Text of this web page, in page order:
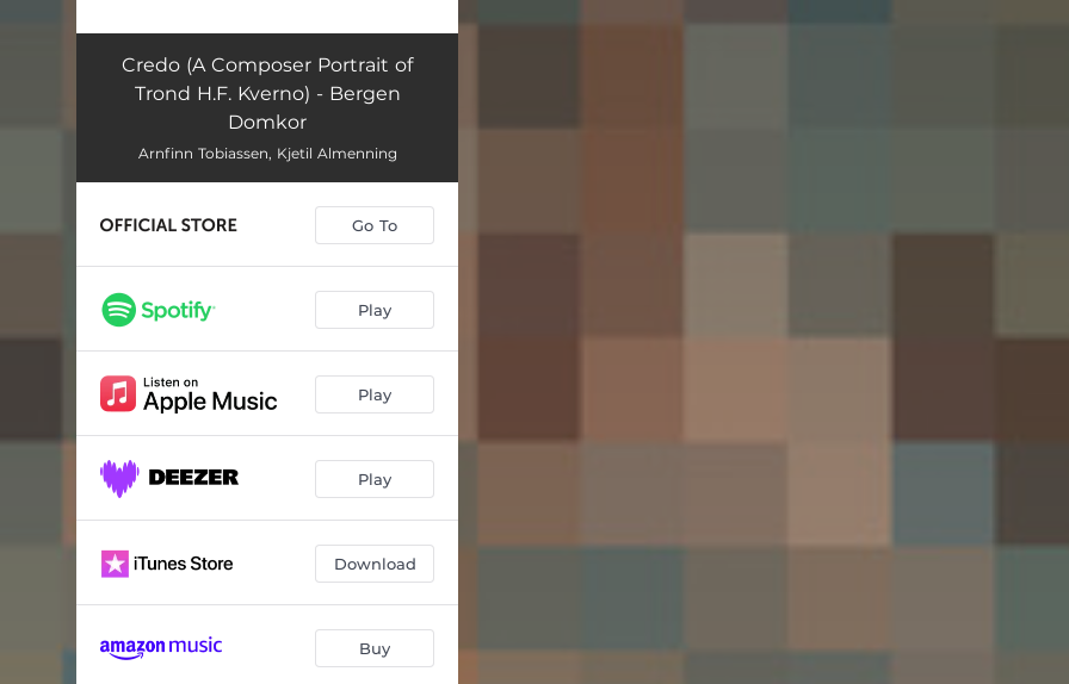
Intrada over en norsk langeleiklåt 02:30
Canticum Zachariae 05:32
Toccata over "Herre Gud, ditt dyre navn og ære" 04:14
02:04
Salve Regina 07:20
Triptychon II: Sæle Gullmor mi – Sancta Dei Genitrix 03:29
Triptychon II: Sankte Såle-Mikkjel – Signifer sanctus Michaël 03:44
Ave Maria
Tre folketonefantasier: Fantasi 1. Inga litimor 04:36
Tre folketonefantasier: Fantasi 2. Å kongen han stod ved høgelofts sval 03:13
Credo (A Composer Portrait of
Trond H.F. Kverno) - Bergen
Domkor
Arnfinn Tobiassen, Kjetil Almenning
Go To
Play
Play
Play
Download
Buy